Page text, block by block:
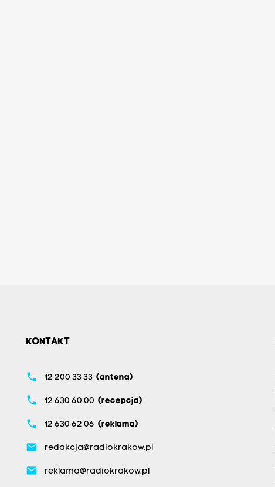
KONTAKT
phone 12 200 33 33 (antena)
phone 12 630 60 00 (recepcja)
phone 12 630 62 06 (reklama)
email redakcja@radiokrakow.pl
email reklama@radiokrakow.pl